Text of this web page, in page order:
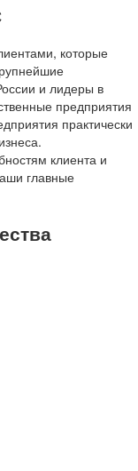
которые
и лидеры в
предприятия
практически
клиента и
главные